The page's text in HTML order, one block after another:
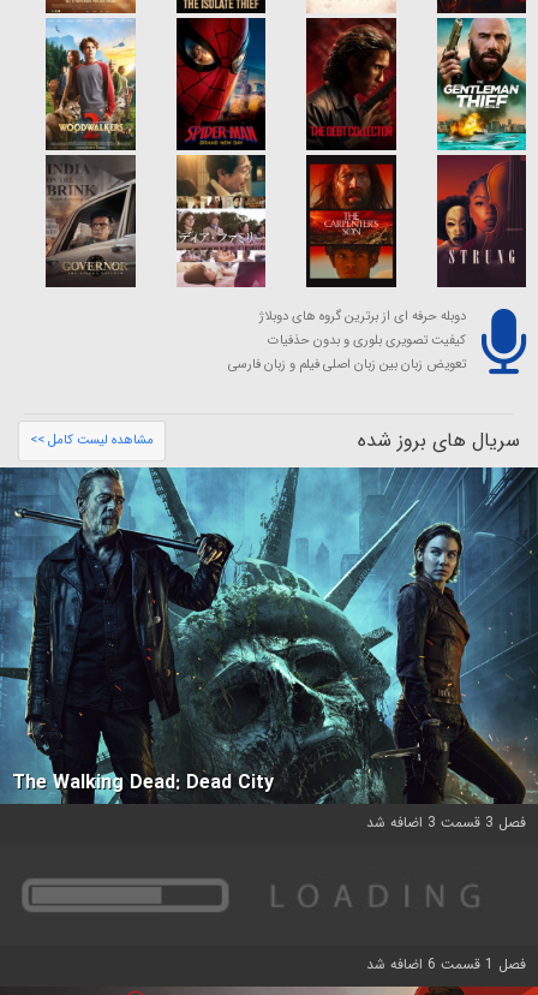
دوبله حرفه ای از برترین گروه های دوبلاژ
کیفیت تصویری بلوری و بدون حذفیات
تعویض زبان بین زبان اصلی فیلم و زبان فارسی
سریال های بروز شده مشاهده لیست کامل >>
The Walking Dead: Dead City
فصل 3 قسمت 3 اضافه شد
فصل 1 قسمت 6 اضافه شد